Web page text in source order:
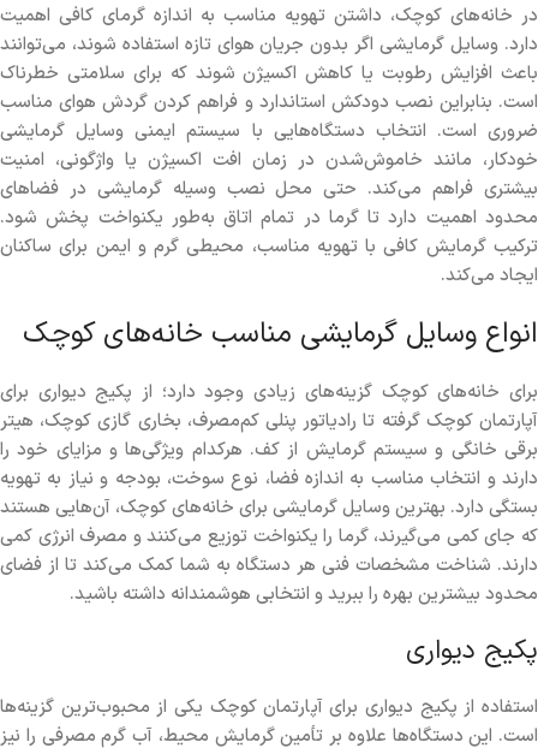
در خانه‌های کوچک، داشتن تهویه مناسب به اندازه گرمای کافی اهمیت
دارد. وسایل گرمایشی اگر بدون جریان هوای تازه استفاده شوند، می‌توانند
باعث افزایش رطوبت یا کاهش اکسیژن شوند که برای سلامتی خطرناک
است. بنابراین نصب دودکش استاندارد و فراهم کردن گردش هوای مناسب
ضروری است. انتخاب دستگاه‌هایی با سیستم ایمنی وسایل گرمایشی
خودکار، مانند خاموش‌شدن در زمان افت اکسیژن یا واژگونی، امنیت
بیشتری فراهم می‌کند. حتی محل نصب وسیله گرمایشی در فضاهای
محدود اهمیت دارد تا گرما در تمام اتاق به‌طور یکنواخت پخش شود.
ترکیب گرمایش کافی با تهویه مناسب، محیطی گرم و ایمن برای ساکنان
ایجاد می‌کند.
انواع وسایل گرمایشی مناسب خانه‌های کوچک
برای خانه‌های کوچک گزینه‌های زیادی وجود دارد؛ از پکیج دیواری برای
آپارتمان کوچک گرفته تا رادیاتور پنلی کم‌مصرف، بخاری گازی کوچک، هیتر
برقی خانگی و سیستم گرمایش از کف. هرکدام ویژگی‌ها و مزایای خود را
دارند و انتخاب مناسب به اندازه فضا، نوع سوخت، بودجه و نیاز به تهویه
بستگی دارد. بهترین وسایل گرمایشی برای خانه‌های کوچک، آن‌هایی هستند
که جای کمی می‌گیرند، گرما را یکنواخت توزیع می‌کنند و مصرف انرژی کمی
دارند. شناخت مشخصات فنی هر دستگاه به شما کمک می‌کند تا از فضای
محدود بیشترین بهره را ببرید و انتخابی هوشمندانه داشته باشید.
پکیج دیواری
استفاده از پکیج دیواری برای آپارتمان کوچک یکی از محبوب‌ترین گزینه‌ها
است. این دستگاه‌ها علاوه بر تأمین گرمایش محیط، آب گرم مصرفی را نیز